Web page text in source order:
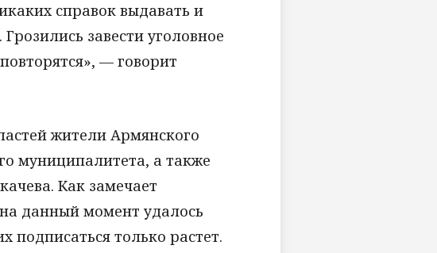
справок выдавать и
завести уголовное
— говорит
жители Армянского
муниципалитета, а также
Как замечает
данный момент удалось
подписаться только растет.